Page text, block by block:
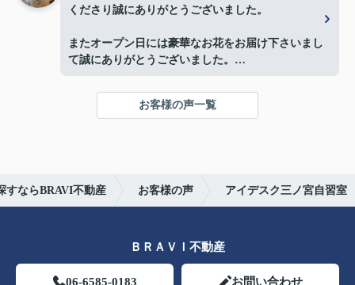
くださり誠にありがとうございました。
またオープン日には豪華なお花をお届け下さいまし
て誠にありがとうございました。
を迎える事ができました。
心より感謝申し上げます。
お客様の声一覧
すならBRAVI不動産 お客様の声 アイデスク三ノ宮自習室
ＢＲＡＶＩ不動産
06-6585-0183 お問い合わせ